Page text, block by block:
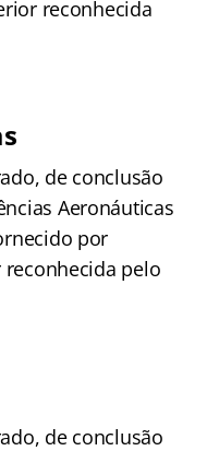
reconhecida
de conclusão
Aeronáuticas
por
pelo
de conclusão